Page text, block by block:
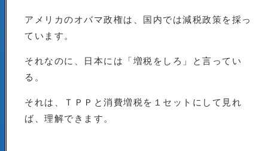
アメリカのオバマ政権は、国内では減税政策を採っ
ています。
それなのに、日本には「増税をしろ」と言ってい
る。
それは、ＴＰＰと消費増税を１セットにして見れ
ば、理解できます。